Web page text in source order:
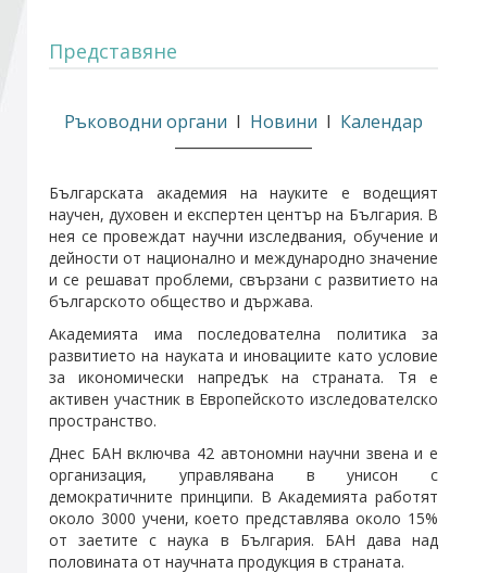
Представяне
Ръководни органи I Новини I Календар
_________
Българската академия на науките е водещият
научен, духовен и експертен център на България. В
нея се провеждат научни изследвания, обучение и
дейности от национално и международно значение
и се решават проблеми, свързани с развитието на
българското общество и държава.
Академията има последователна политика за
развитието на науката и иновациите като условие
за икономически напредък на страната. Тя е
активен участник в Европейското изследователско
пространство.
Днес БАН включва 42 автономни научни звена и е
организация, управлявана в унисон с
демократичните принципи. В Академията работят
около 3000 учени, което представлява около 15%
от заетите с наука в България. БАН дава над
половината от научната продукция в страната.